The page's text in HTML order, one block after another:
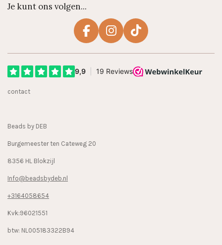
Je kunt ons volgen...
F
e
I
t
T
T
contact
Beads by DEB
Burgemeester ten Cateweg 20
8356 HL Blokzijl
Info@beadsbydeb.nl
+3164058654
Kvk:96021551
btw: NL005183322B94